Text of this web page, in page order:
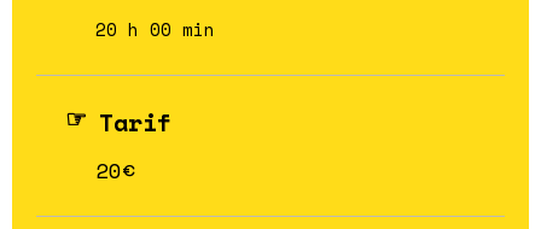
20 h 00 min
Tarif
20€